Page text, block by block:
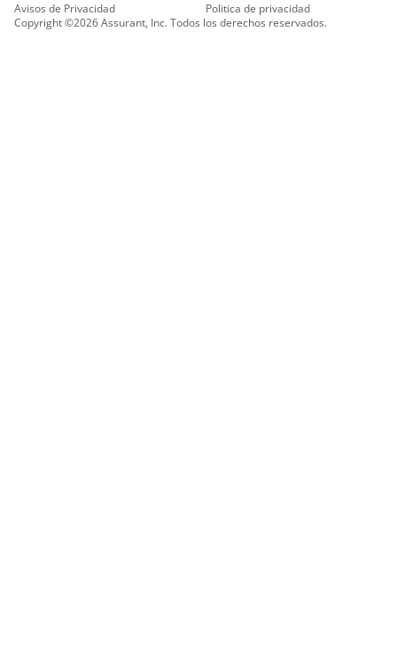
Copyright ©2026 Assurant, Inc. Todos los derechos reservados.
Avisos de Privacidad
Politica de privacidad